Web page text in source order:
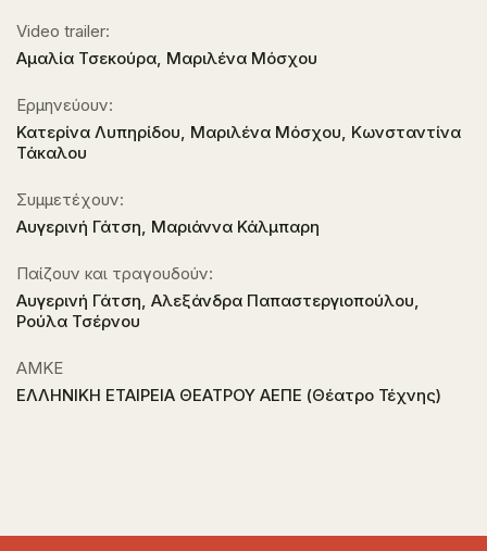
Video trailer:
Αμαλία Τσεκούρα, Μαριλένα Μόσχου
Ερμηνεύουν:
Κατερίνα Λυπηρίδου, Μαριλένα Μόσχου, Κωνσταντίνα
Τάκαλου
Συμμετέχουν:
Αυγερινή Γάτση, Μαριάννα Κάλμπαρη
Παίζουν και τραγουδούν:
Αυγερινή Γάτση, Αλεξάνδρα Παπαστεργιοπούλου,
Ρούλα Τσέρνου
ΑΜΚΕ
ΕΛΛΗΝΙΚΗ ΕΤΑΙΡΕΙΑ ΘΕΑΤΡΟΥ ΑΕΠΕ (Θέατρο Τέχνης)